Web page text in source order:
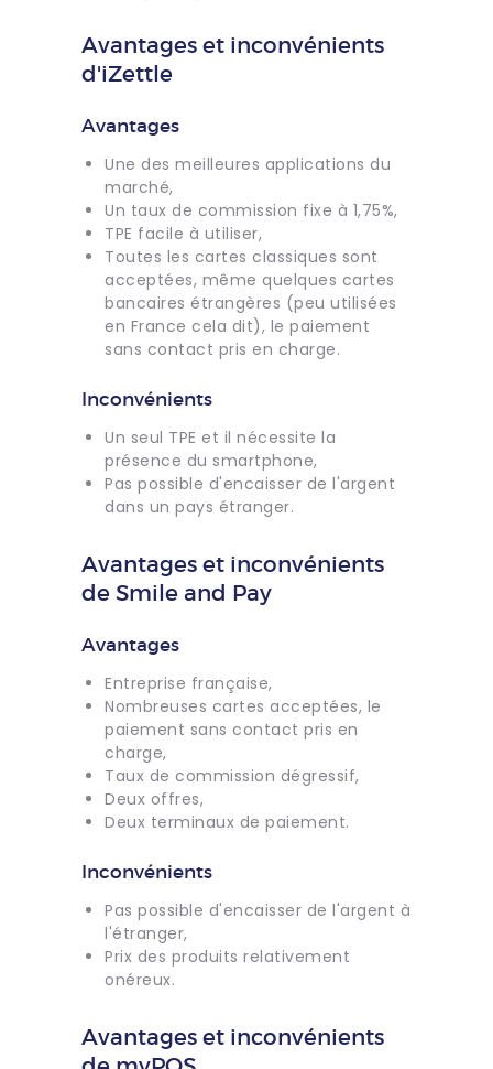
Avantages et inconvénients
d'iZettle
Avantages
Une des meilleures applications du
marché,
Un taux de commission fixe à 1,75%,
TPE facile à utiliser,
Toutes les cartes classiques sont
acceptées, même quelques cartes
bancaires étrangères (peu utilisées
en France cela dit), le paiement
sans contact pris en charge.
Inconvénients
Un seul TPE et il nécessite la
présence du smartphone,
Pas possible d'encaisser de l'argent
dans un pays étranger.
Avantages et inconvénients
de Smile and Pay
Avantages
Entreprise française,
Nombreuses cartes acceptées, le
paiement sans contact pris en
charge,
Taux de commission dégressif,
Deux offres,
Deux terminaux de paiement.
Inconvénients
Pas possible d'encaisser de l'argent à
l'étranger,
Prix des produits relativement
onéreux.
Avantages et inconvénients